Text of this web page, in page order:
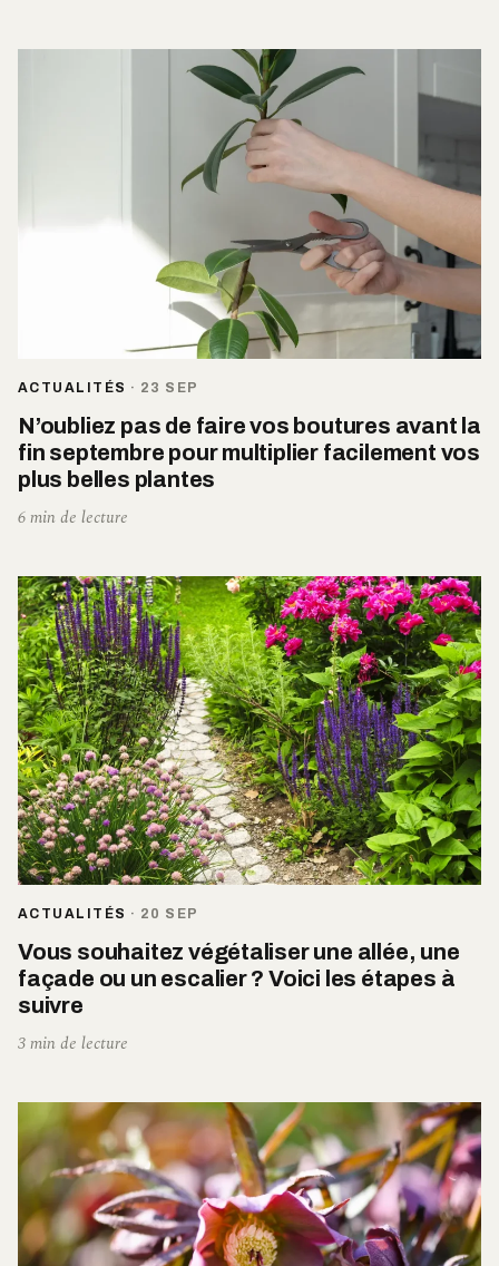
ACTUALITÉS · 23 SEP
N’oubliez pas de faire vos boutures avant la
fin septembre pour multiplier facilement vos
plus belles plantes
6 min de lecture
ACTUALITÉS · 20 SEP
Vous souhaitez végétaliser une allée, une
façade ou un escalier ? Voici les étapes à
suivre
3 min de lecture